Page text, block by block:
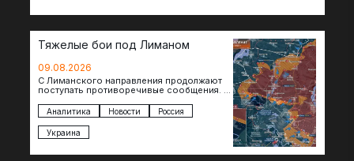
Тяжелые бои под Лиманом
09.08.2026
С Лиманского направления продолжают
поступать противоречивые сообщения. В
продолжаются ожесточенные бои, а из
некоторых уже длительное время…
Аналитика Новости Россия
Украина